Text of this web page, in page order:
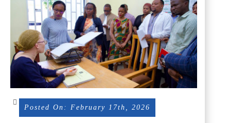
Posted On: February 17th, 2026